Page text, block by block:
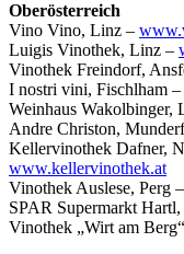
Oberösterreich
Vino Vino, Linz –
Luigis Vinothek, Linz –
Vinothek Freindorf,
I nostri vini, Fischlham –
Weinhaus Wakolbinger,
Andre Christon,
Kellervinothek Dafner,
www.kellervinothek.at
Vinothek Auslese, Perg –
SPAR Supermarkt
Vinothek „Wirt am